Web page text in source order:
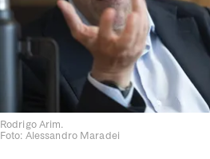
Rodrigo Arim.
Foto: Alessandro Maradei